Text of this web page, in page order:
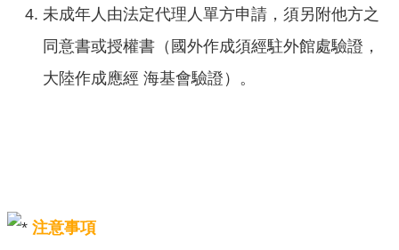
未成年人由法定代理人單方申請，須另附他方之
同意書或授權書（國外作成須經駐外館處驗證，
大陸作成應經 海基會驗證）。
注意事項